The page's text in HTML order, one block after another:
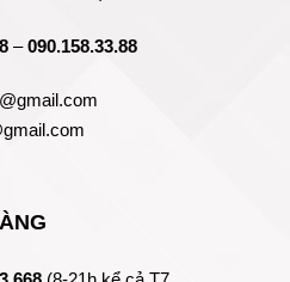
–090.158.33.88